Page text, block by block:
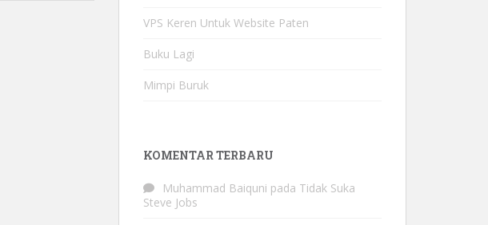
VPS Keren Untuk Website Paten
Buku Lagi
Mimpi Buruk
KOMENTAR TERBARU
Muhammad Baiquni pada Tidak Suka
Steve Jobs